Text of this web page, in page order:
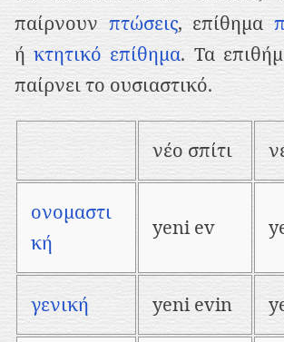
παίρνουν πτώσεις, επίθημα
ήκτητικό επίθημα. Τα
παίρνει το ουσιαστικό.
νέο σπίτι
ονομαστι
κή
yeni ev
γενική yeni evin